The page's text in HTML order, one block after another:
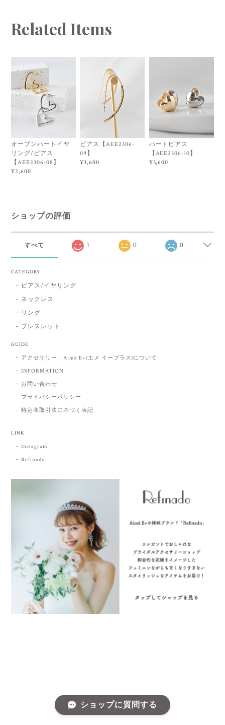
Related Items
オープンハートイヤ
リング/ピアス
【AEE2306-08】
¥2,600
ピアス【AEE2306-
09】
¥3,600
ハートピアス
【AEE2306-10】
¥3,600
ショップの評価
すべて 1 0 0
CATEGORY
ピアス/イヤリング
ネックレス
リング
ブレスレット
GUIDE
アクセサリー｜Aimé E+(エメ イープラス)について
INFORMATION
お問い合わせ
プライバシーポリシー
特定商取引法に基づく表記
LINK
Instagram
Refinado
ショップに質問する